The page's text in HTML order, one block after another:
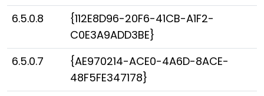
6.5.0.8
{112E8D96-20F6-41CB-A1F2-
C0E3A9ADD3BE}
6.5.0.7
{AE970214-ACE0-4A6D-8ACE-
48F5FE347178}